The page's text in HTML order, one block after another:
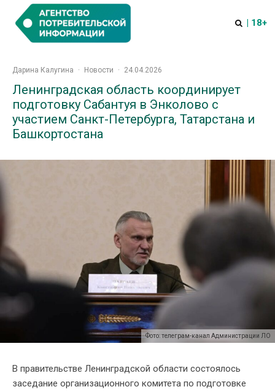
| 18+
Дарина Калугина · Новости · 24.04.2026
Ленинградская область координирует
подготовку Сабантуя в Энколово с
участием Санкт-Петербурга, Татарстана и
Башкортостана
Фото: телеграм-канал Администрации ЛО
В правительстве Ленинградской области состоялось
заседание организационного комитета по подготовке